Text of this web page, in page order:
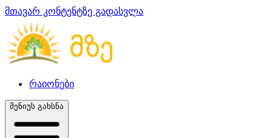
მთავარ კონტენტზე გადასვლა
რაიონები
მენიუს გახსნა